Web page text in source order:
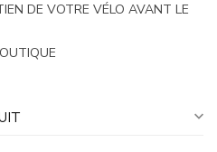
DE VOTRE VÉLO AVANT LE